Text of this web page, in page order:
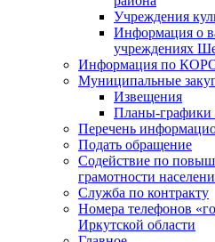
Учреждения
Информация о
учреждениях
Информация по
Муниципальные
Извещения
Планы-графики
Перечень
Подать обращение
Содействие по
грамотности
Служба по контракту
Номера телефонов
Иркутской области